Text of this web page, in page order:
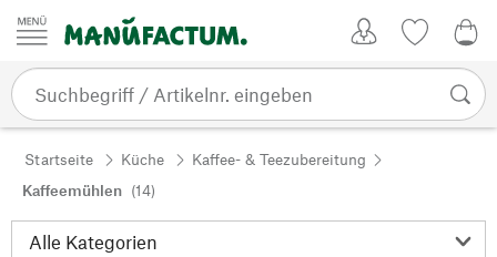
Zum Inhalt springen
Startseite Küche
Kaffee- & Teezubereitung
Kaffeemühlen (14)